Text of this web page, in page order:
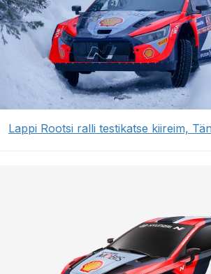
Lappi Rootsi ralli testikatse kiireim,